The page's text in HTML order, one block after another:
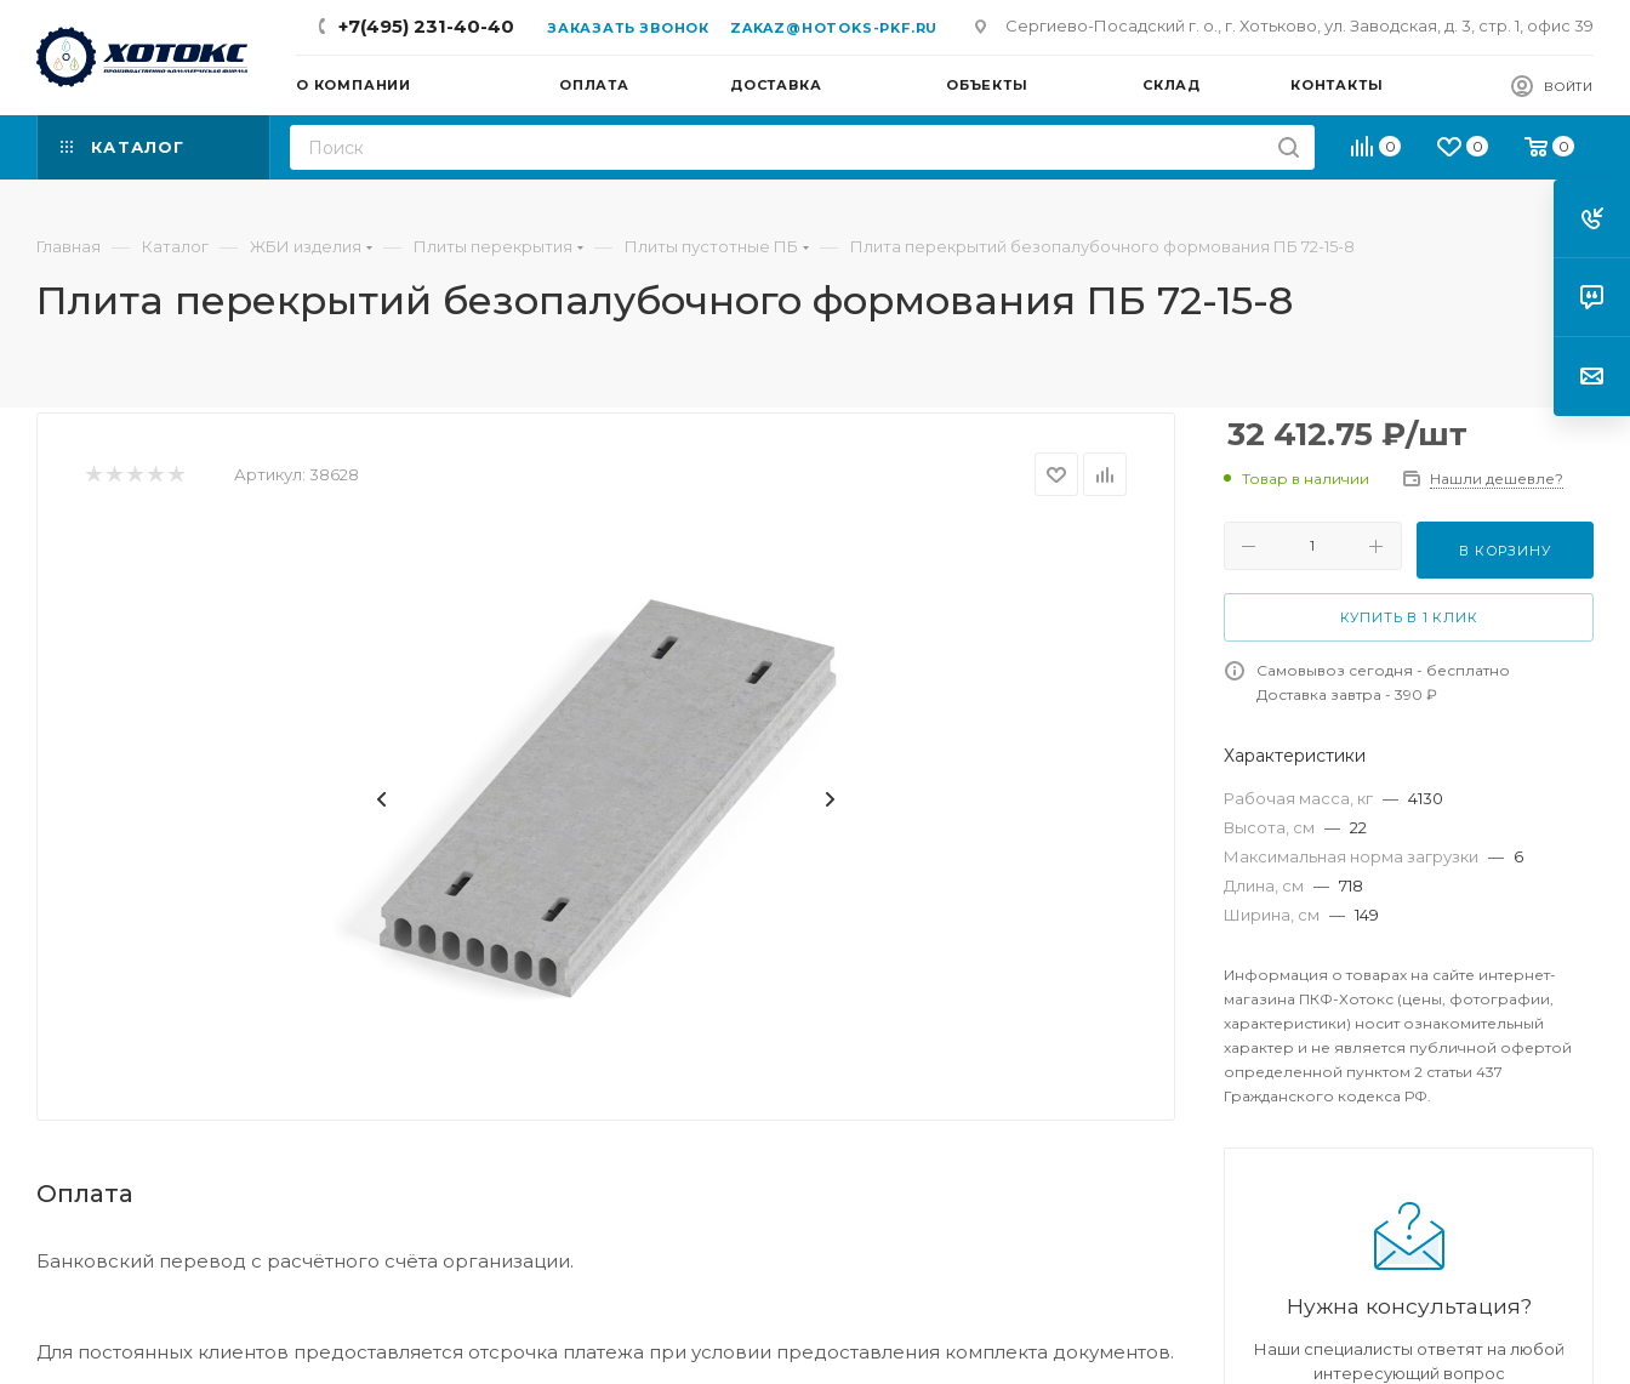
+7(495) 231-40-40 ЗАКАЗАТЬ ЗВОНОК ZAKAZ@HOTOKS-PKF.RU Сергиево-Посадский г. о., г. Хотьково, ул. Заводская, д. 3, стр. 1, офис 39
О КОМПАНИИ ОПЛАТА ДОСТАВКА ОБЪЕКТЫ СКЛАД КОНТАКТЫ ВОЙТИ
КАТАЛОГ 0 0 0
Главная — Каталог — ЖБИ изделия — Плиты перекрытия — Плиты пустотные ПБ — Плита перекрытий безопалубочного формования ПБ 72-15-8
Плита перекрытий безопалубочного формования ПБ 72-15-8
Артикул: 38628
Оплата
Банковский перевод с расчётного счёта организации.
Для постоянных клиентов предоставляется отсрочка платежа при условии предоставления комплекта документов.
32 412.75 ₽/шт
Товар в наличии Нашли дешевле?
В КОРЗИНУ
КУПИТЬ В 1 КЛИК
Самовывоз сегодня - бесплатно
Доставка завтра - 390 ₽
Характеристики
Рабочая масса, кг — 4130
Высота, см — 22
Максимальная норма загрузки — 6
Длина, см — 718
Ширина, см — 149
Информация о товарах на сайте интернет-
магазина ПКФ-Хотокс (цены, фотографии,
характеристики) носит ознакомительный
характер и не является публичной офертой
определенной пунктом 2 статьи 437
Гражданского кодекса РФ.
Нужна консультация?
Наши специалисты ответят на любой
интересующий вопрос